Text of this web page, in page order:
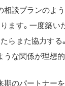
相談プランのよ
ます。一度築い
らまた協力する
うな関係が理想的
期のパートナー